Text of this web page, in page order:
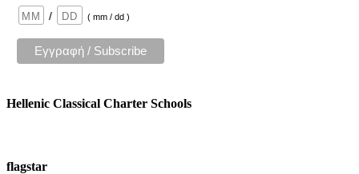
/
( mm / dd )
Hellenic Classical Charter Schools
flagstar